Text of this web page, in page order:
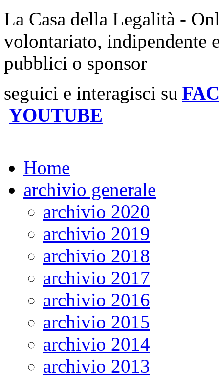
La Casa della Legalità -
volontariato, indipendente
pubblici o sponsor
seguici e interagisci su
YOUTUBE
Home
archivio generale
archivio 2020
archivio 2019
archivio 2018
archivio 2017
archivio 2016
archivio 2015
archivio 2014
archivio 2013